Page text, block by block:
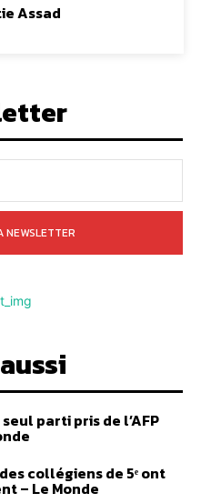
Assad
NEWSLETTER
parti pris de l’AFP
collégiens de 5ᵉ ont
– Le Monde